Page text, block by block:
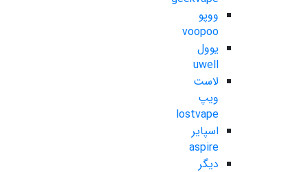
ووپو
voopoo
یوول
uwell
لاست
ویپ
lostvape
اسپایر
aspire
دیگر